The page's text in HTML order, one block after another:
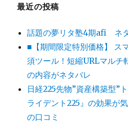
最近の投稿
話題の夢リタ塾4期afi ネ
■【期間限定特別価格】 ス
須ツール！短縮URLマルチ
の内容がネタバレ
日経225先物”資産構築型”
ライデント225』の効果が
の口コミ